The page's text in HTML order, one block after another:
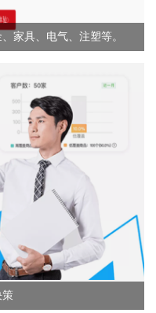
家具、电气、注塑等。